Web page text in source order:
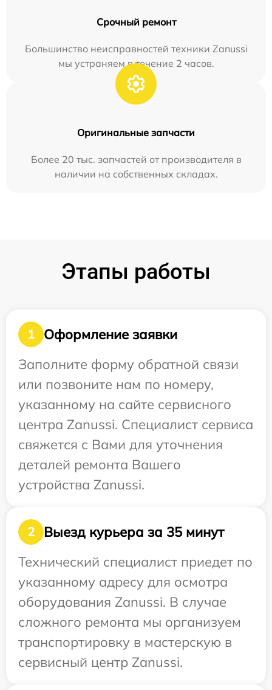
Срочный ремонт
Большинство неисправностей техники Zanussi
мы устраняем в течение 2 часов.
Оригинальные запчасти
Более 20 тыс. запчастей от производителя в
наличии на собственных складах.
Этапы работы
1
Оформление заявки
Заполните форму обратной связи
или позвоните нам по номеру,
указанному на сайте сервисного
центра Zanussi. Специалист сервиса
свяжется с Вами для уточнения
деталей ремонта Вашего
устройства Zanussi.
2
Выезд курьера за 35 минут
Технический специалист приедет по
указанному адресу для осмотра
оборудования Zanussi. В случае
сложного ремонта мы организуем
транспортировку в мастерскую в
сервисный центр Zanussi.